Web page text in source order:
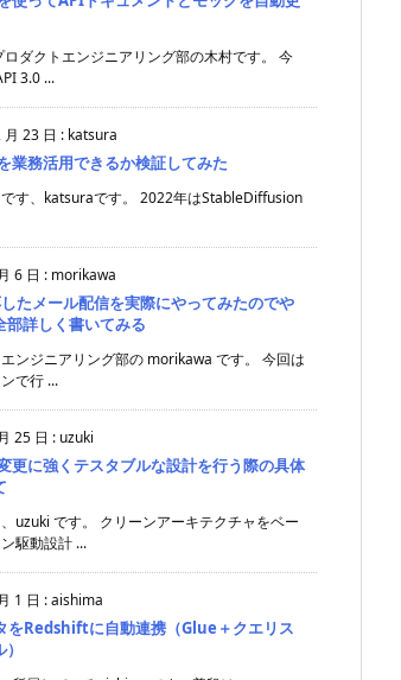
ロダクトエンジニアリング部の木村です。 今
3.0 ...
23 日 : katsura
業務活用できるか検証してみた
す、katsuraです。 2022年はStableDiffusion
6 日 : morikawa
たメール配信を実際にやってみたのでや
部詳しく書いてみる
ンジニアリング部の morikawa です。 今回は
で行 ...
25 日 : uzuki
更に強くテスタブルな設計を行う際の具体
uzuki です。 クリーンアーキテクチャをベー
駆動設計 ...
1 日 :aishima
をRedshiftに自動連携（Glue＋クエリス